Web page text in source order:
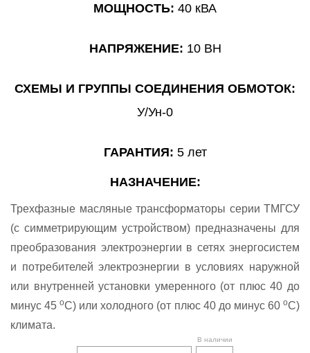
МОЩНОСТЬ: 40 кВА
НАПРЯЖЕНИЕ: 10 ВН
СХЕМЫ И ГРУППЫ СОЕДИНЕНИЯ ОБМОТОК:
У/Ун-0
ГАРАНТИЯ: 5 лет
НАЗНАЧЕНИЕ:
Трехфазные масляные трансформаторы серии ТМГСУ
(с симметрирующим устройством) предназначены для
преобразования электроэнергии в сетях энергосистем
и потребителей электроэнергии в условиях наружной
или внутренней установки умеренного (от плюс 40 до
минус 45оС) или холодного (от плюс 40 до минус 60оС)
климата.
В наличии